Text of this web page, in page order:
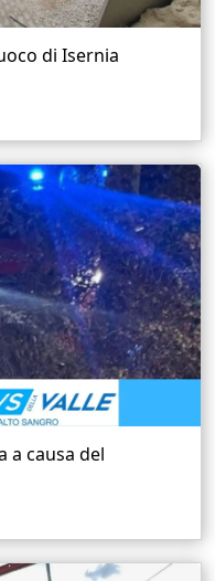
di Isernia
a causa del